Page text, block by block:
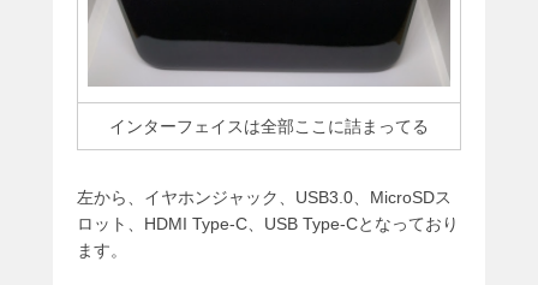
インターフェイスは全部ここに詰まってる
左から、イヤホンジャック、USB3.0、MicroSDス
ロット、HDMI Type-C、USB Type-Cとなっており
ます。